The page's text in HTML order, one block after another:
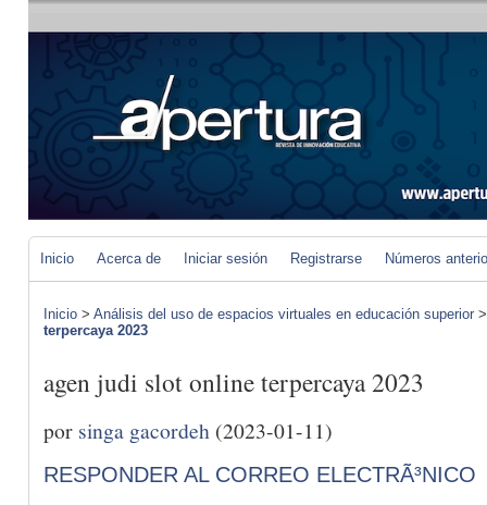
Inicio Acerca de Iniciar sesión Registrarse Números
Inicio > Análisis del uso de espacios virtuales en educación superior
terpercaya 2023
agen judi slot online terpercaya 2023
por singa gacordeh (2023-01-11)
RESPONDER AL CORREO ELECTRÃ³NICO